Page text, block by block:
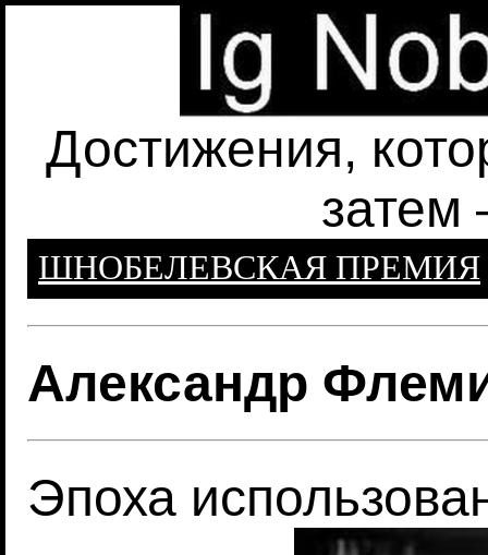
Достижения,
затем
ШНОБЕЛЕВСКАЯ ПРЕМИЯ
Александр
Эпоха